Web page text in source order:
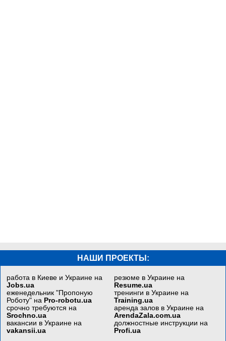
НАШИ ПРОЕКТЫ:
работа в Киеве и Украине на
Jobs.ua
еженедельник "Пропоную
Роботу" на Pro-robotu.ua
срочно требуются на
Srochno.ua
вакансии в Украине на
vakansii.ua
резюме в Украине на
Resume.ua
тренинги в Украине на
Training.ua
аренда залов в Украине на
ArendaZala.com.ua
должностные инструкции на
Profi.ua